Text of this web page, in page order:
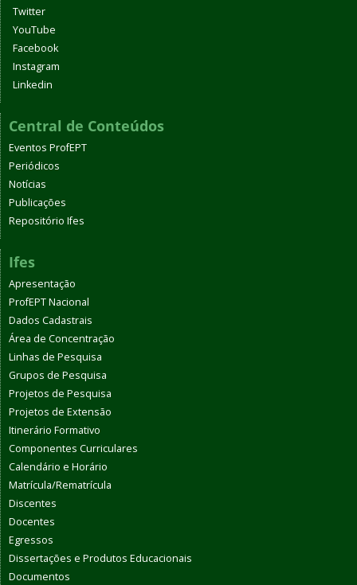
Twitter
YouTube
Facebook
Instagram
Linkedin
Central de Conteúdos
Eventos ProfEPT
Periódicos
Notícias
Publicações
Repositório Ifes
Ifes
Apresentação
ProfEPT Nacional
Dados Cadastrais
Área de Concentração
Linhas de Pesquisa
Grupos de Pesquisa
Projetos de Pesquisa
Projetos de Extensão
Itinerário Formativo
Componentes Curriculares
Calendário e Horário
Matrícula/Rematrícula
Discentes
Docentes
Egressos
Dissertações e Produtos Educacionais
Documentos